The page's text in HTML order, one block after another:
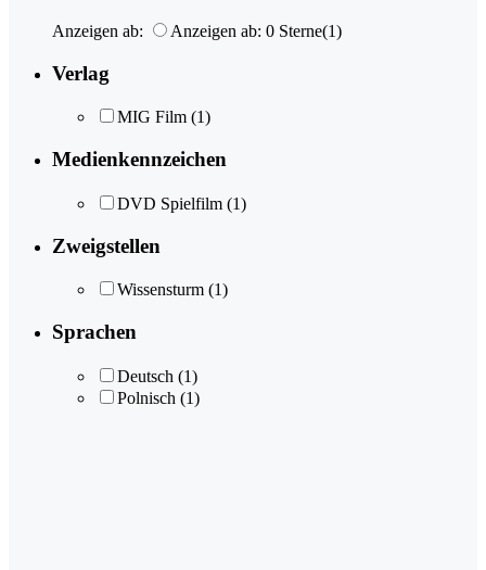
Anzeigen ab: Anzeigen ab: 0 Sterne(1)
Verlag
MIG Film (1)
Medienkennzeichen
DVD Spielfilm (1)
Zweigstellen
Wissensturm (1)
Sprachen
Deutsch (1)
Polnisch (1)